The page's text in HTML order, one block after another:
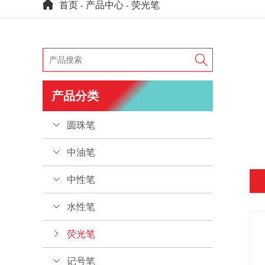
首页 - 产品中心 - 荧光笔

产品分类
圆珠笔
中油笔
中性笔
水性笔
荧光笔
记号笔